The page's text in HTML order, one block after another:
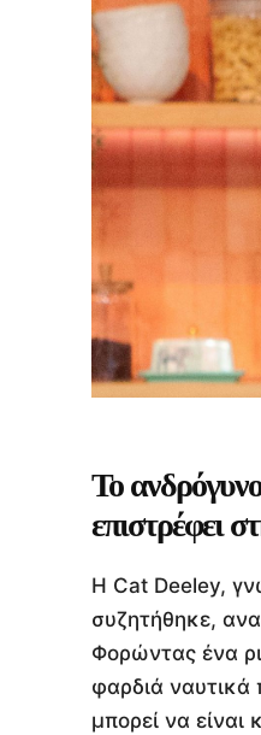
Το
επιστρέφει
Η Cat Deeley,
συζητήθηκε,
Φορώντας ένα
φαρδιά ναυτικά
μπορεί να